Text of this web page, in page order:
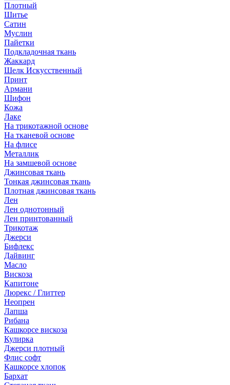
Плотный
Шитье
Сатин
Муслин
Пайетки
Подкладочная ткань
Жаккард
Шелк Искусственный
Принт
Армани
Шифон
Кожа
Лаке
На трикотажной основе
На тканевой основе
На флисе
Металлик
На замшевой основе
Джинсовая ткань
Тонкая джинсовая ткань
Плотная джинсовая ткань
Лен
Лен однотонный
Лен принтованный
Трикотаж
Джерси
Бифлекс
Дайвинг
Масло
Вискоза
Капитоне
Люрекс / Глиттер
Неопрен
Лапша
Рибана
Кашкорсе вискоза
Кулирка
Джерси плотный
Флис софт
Кашкорсе хлопок
Бархат